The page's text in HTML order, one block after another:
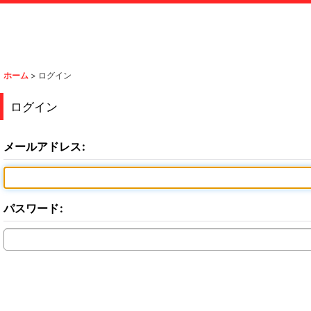
ホーム > ログイン
ログイン
メールアドレス:
パスワード: